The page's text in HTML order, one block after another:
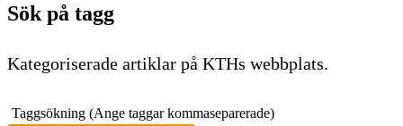
Sök på tagg
Kategoriserade artiklar på KTHs webbplats.
Taggsökning (Ange taggar kommaseparerade)